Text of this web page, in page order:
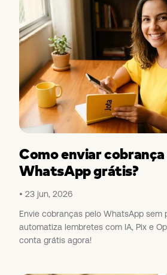
Como enviar
WhatsApp grátis?
23 jun, 2026
Envie cobranças pelo WhatsApp sem
automatiza lembretes com IA, Pix e
conta grátis agora!